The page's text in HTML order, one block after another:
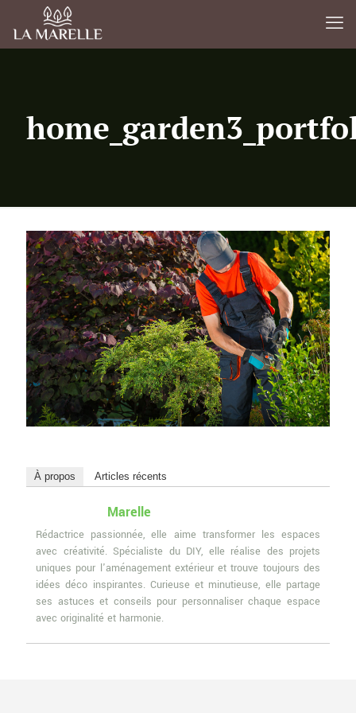
À propos Articles récents
Marelle
Rédactrice passionnée, elle aime transformer les espaces
avec créativité. Spécialiste du DIY, elle réalise des projets
uniques pour l'aménagement extérieur et trouve toujours des
idées déco inspirantes. Curieuse et minutieuse, elle partage
ses astuces et conseils pour personnaliser chaque espace
avec originalité et harmonie.